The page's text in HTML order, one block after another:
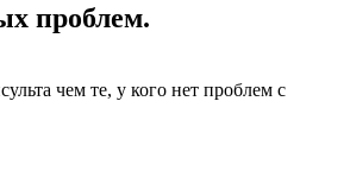
проблем.
чем те, у кого нет проблем с